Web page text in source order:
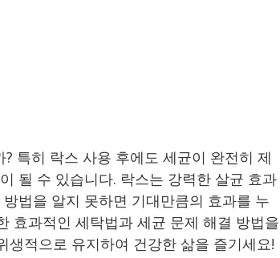
특히 락스 사용 후에도 세균이 완전히 제
될 수 있습니다. 락스는 강력한 살균 효과
법을 알지 못하면 기대만큼의 효과를 누
효과적인 세탁법과 세균 문제 해결 방법을
적으로 유지하여 건강한 삶을 즐기세요!